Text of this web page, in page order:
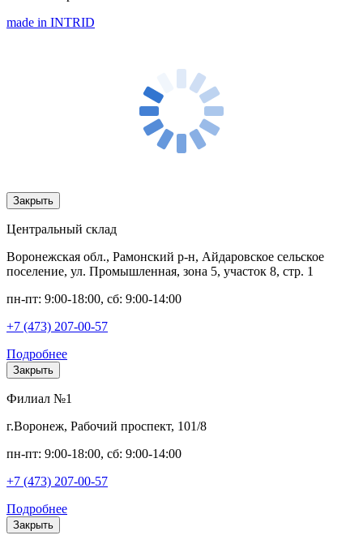
made in INTRID
Закрыть
Центральный склад
Воронежская обл., Рамонский р-н, Айдаровское сельское
поселение, ул. Промышленная, зона 5, участок 8, стр. 1
пн-пт: 9:00-18:00, сб: 9:00-14:00
+7 (473) 207-00-57
Подробнее
Закрыть
Филиал №1
г.Воронеж, Рабочий проспект, 101/8
пн-пт: 9:00-18:00, сб: 9:00-14:00
+7 (473) 207-00-57
Подробнее
Закрыть